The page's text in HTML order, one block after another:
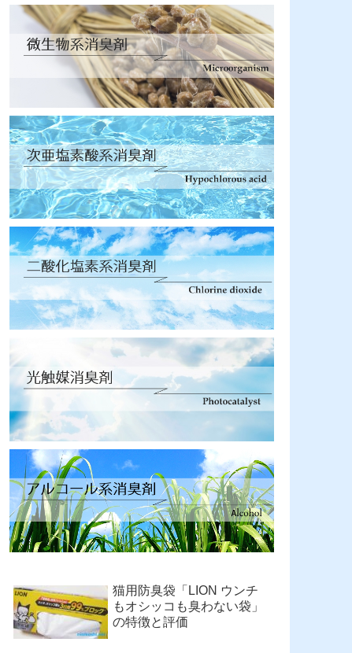
猫用防臭袋「LION ウンチ
もオシッコも臭わない袋」
の特徴と評価